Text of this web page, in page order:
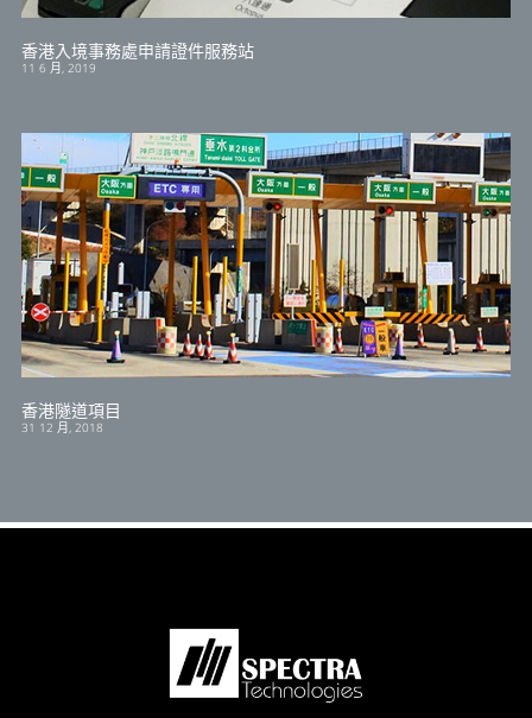
香港入境事務處申請證件服務站
11 6 月, 2019
香港隧道項目
31 12 月, 2018